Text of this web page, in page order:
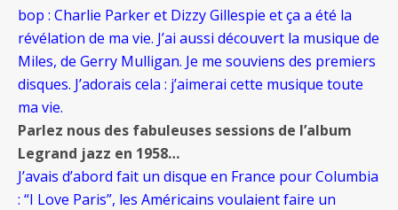
bop : Charlie Parker et Dizzy Gillespie et ça a été la
révélation de ma vie. J’ai aussi découvert la musique de
Miles, de Gerry Mulligan. Je me souviens des premiers
disques. J’adorais cela : j’aimerai cette musique toute
ma vie.
Parlez nous des fabuleuses sessions de l’album
Legrand jazz en 1958…
J’avais d’abord fait un disque en France pour Columbia
: “I Love Paris”, les Américains voulaient faire un